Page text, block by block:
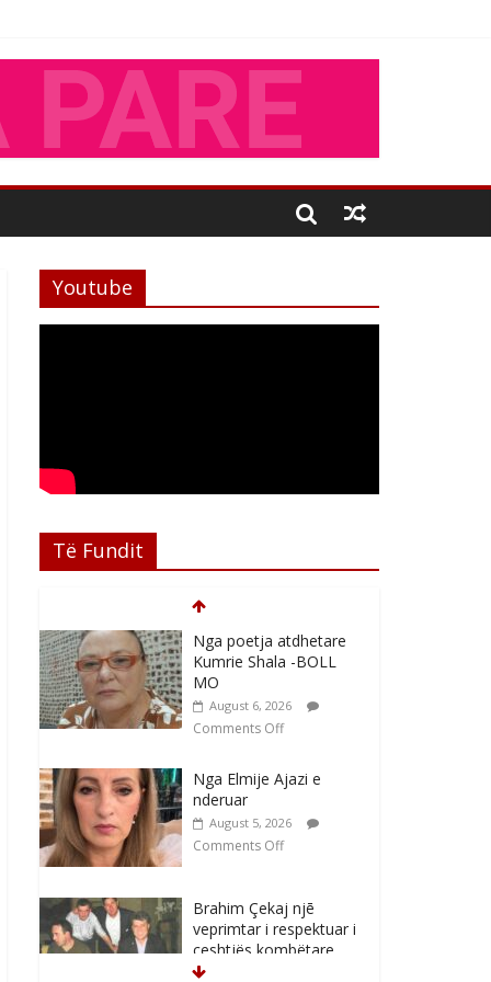
Youtube
Të Fundit
Nga poetja atdhetare
Kumrie Shala -BOLL
MO
August 6, 2026
Comments Off
Nga Elmije Ajazi e
nderuar
August 5, 2026
Comments Off
Brahim Çekaj njē
veprimtar i respektuar i
çeshtjës kombëtare